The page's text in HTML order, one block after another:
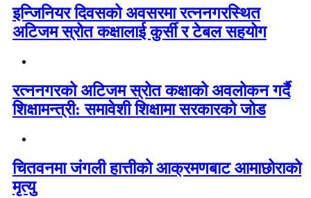
इन्जिनियर दिवसको अवसरमा रत्ननगरस्थित
अटिजम स्रोत कक्षालाई कुर्सी र टेबल सहयोग
रत्ननगरको अटिजम स्रोत कक्षाको अवलोकन गर्दै
शिक्षामन्त्री: समावेशी शिक्षामा सरकारको जोड
चितवनमा जंगली हात्तीको आक्रमणबाट आमाछोराको
मृत्यु